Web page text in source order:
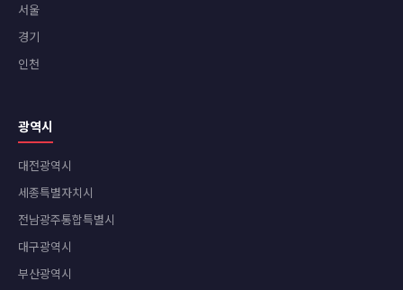
서울
경기
인천
광역시
대전광역시
세종특별자치시
전남광주통합특별시
대구광역시
부산광역시